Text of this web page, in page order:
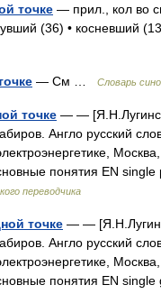
точке — прил., кол во
(36) • косневший
— См … Словарь
точке — —
Англо русский
понятия EN
переводчика
точке — —
Англо русский
понятия EN